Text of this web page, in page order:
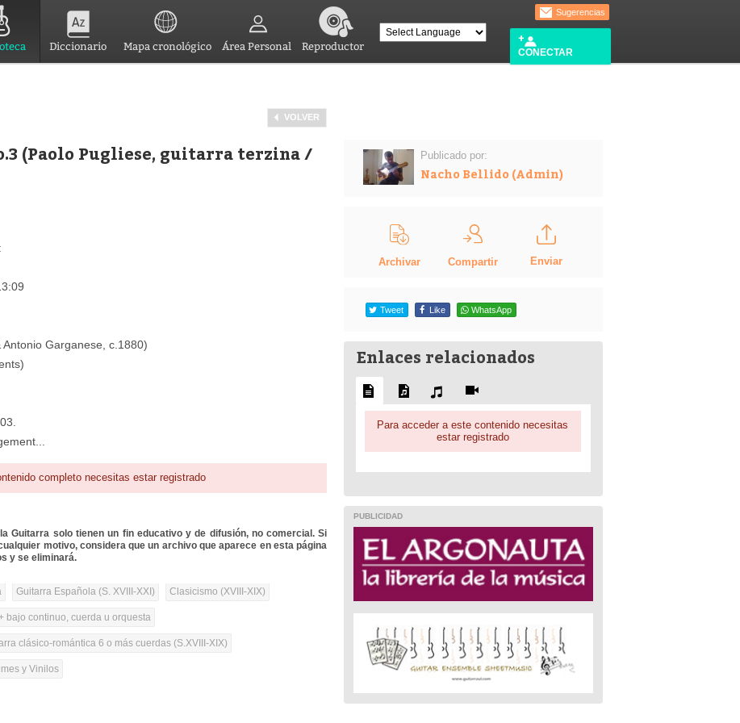
Diccionario Mapa cronológico Área Personal Reproductor
Sugerencias
CONECTAR
VOLVER
(Paolo Pugliese, guitarra terzina /
Garganese, c.1880)
completo necesitas estar registrado
Guitarra solo tienen un fin educativo y de difusión, no comercial. Si
motivo, considera que un archivo que aparece en esta página
y se eliminará.
Guitarra Española (S. XVIII-XXI) Clasicismo (XVIII-XIX)
+ bajo continuo, cuerda u orquesta
clásico-romántica 6 o más cuerdas (S.XVIII-XIX)
y Vinilos
Publicado por:
Nacho Bellido (Admin)
Archivar Compartir Enviar
Tweet Like WhatsApp
Enlaces relacionados
Para acceder a este contenido necesitas
estar registrado
PUBLICIDAD